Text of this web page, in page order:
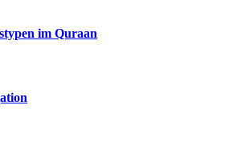
im Quraan